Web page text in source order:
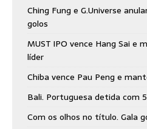
Ching Fung e G.Universe
golos
MUST IPO vence Hang Sai e
líder
Chiba vence Pau Peng e
Bali. Portuguesa detida com
Com os olhos no título. Gala